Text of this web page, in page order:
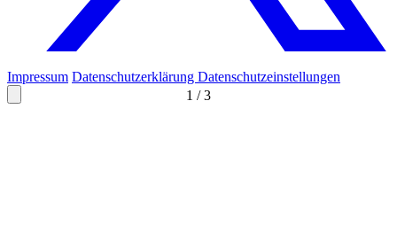
1 /3
Impressum Datenschutzerklärung Datenschutzeinstellungen